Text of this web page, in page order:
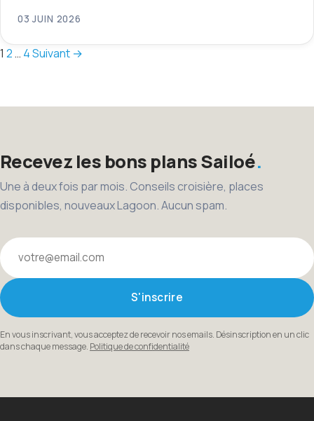
03 JUIN 2026
Pagination
publications
1 2… 4Suivant →
Recevez les bons plans Sailoé
Une à deux fois par mois. Conseils croisière, places
disponibles, nouveaux Lagoon. Aucun spam.
Votre email
S'inscrire
En vous inscrivant, vous acceptez de recevoir nos emails. Désinscription en un clic
dans chaque message. Politique de confidentialité